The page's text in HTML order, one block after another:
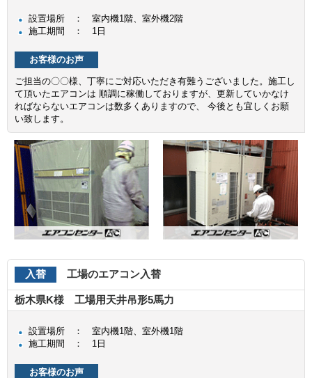
設置場所 ： 室内機1階、室外機2階
施工期間 ： 1日
お客様のお声
ご担当の〇〇様、丁寧にご対応いただき有難うございました。施工し
て頂いたエアコンは 順調に稼働しておりますが、更新していかなけ
ればならないエアコンは数多くありますので、 今後とも宜しくお願
い致します。
入替 工場のエアコン入替
栃木県K様 工場用天井吊形5馬力
設置場所 ： 室内機1階、室外機1階
施工期間 ： 1日
お客様のお声